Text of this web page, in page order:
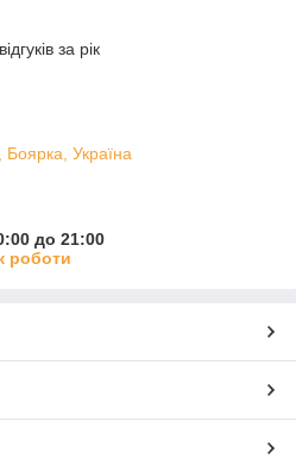
за рік
Боярка, Україна
до 21:00
роботи